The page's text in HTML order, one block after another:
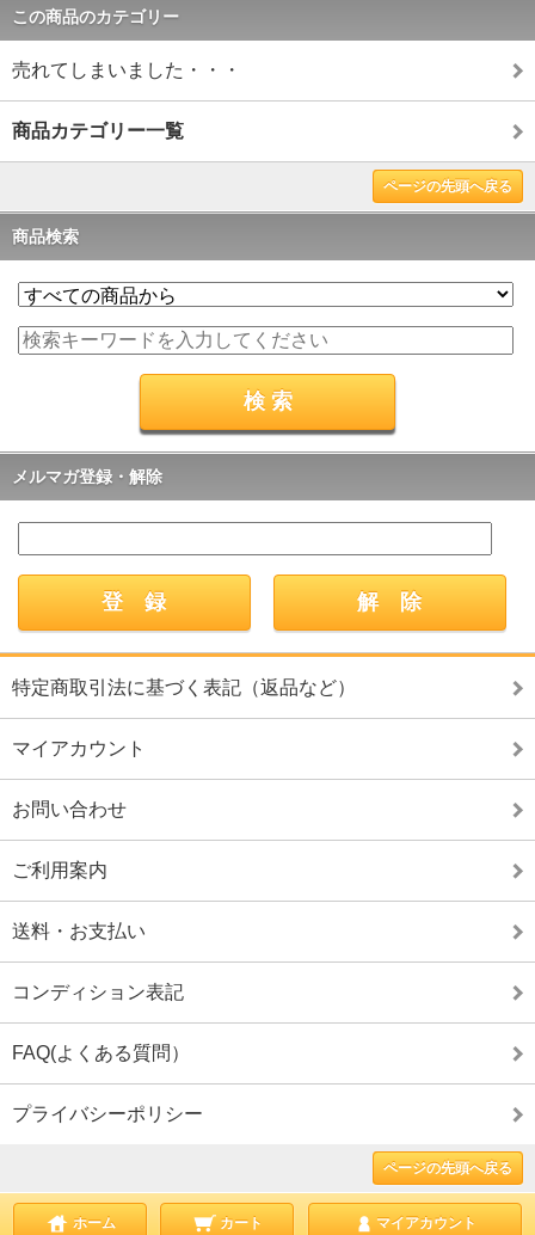
この商品のカテゴリー
売れてしまいました・・・
商品カテゴリー一覧
ページの先頭へ戻る
商品検索
メルマガ登録・解除
特定商取引法に基づく表記（返品など）
マイアカウント
お問い合わせ
ご利用案内
送料・お支払い
コンディション表記
FAQ(よくある質問）
プライバシーポリシー
ページの先頭へ戻る
ホーム カート マイアカウント